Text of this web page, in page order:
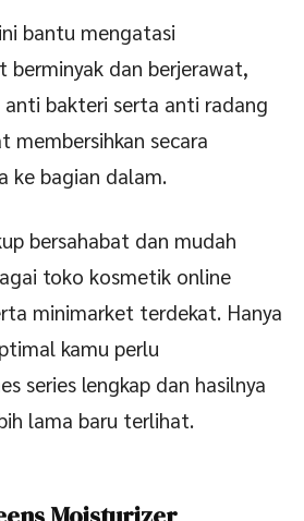
bantu mengatasi
berminyak dan berjerawat,
anti bakteri serta anti radang
membersihkan secara
ke bagian dalam.
bersahabat dan mudah
toko kosmetik online
minimarket terdekat. Hanya
kamu perlu
series lengkap dan hasilnya
lama baru terlihat.